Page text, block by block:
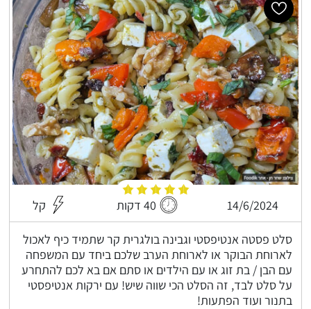
14/6/2024 40 דקות קל
סלט פסטה אנטיפסטי וגבינה בולגרית קר שתמיד כיף לאכול
לארוחת הבוקר או לארוחת הערב שלכם ביחד עם המשפחה
עם הבן / בת זוג או עם הילדים או סתם אם בא לכם להתחרע
על סלט לבד, זה הסלט הכי שווה שיש! עם ירקות אנטיפסטי
בתנור ועוד הפתעות!